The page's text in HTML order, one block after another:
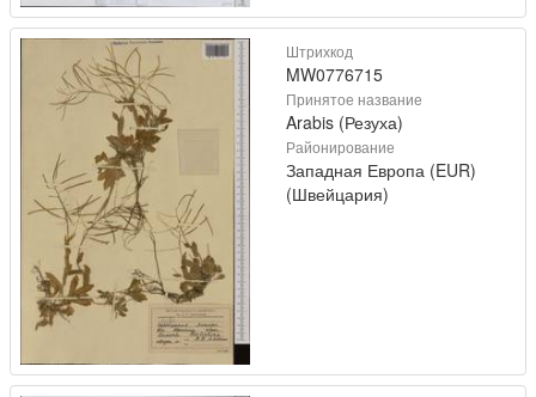
Штрихкод
MW0776715
Принятое название
Arabis (Резуха)
Районирование
Западная Европа (EUR)
(Швейцария)